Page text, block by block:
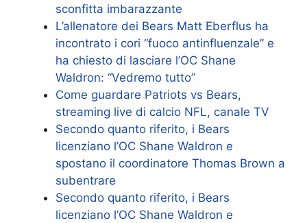
sconfitta imbarazzante
L’allenatore dei Bears Matt Eberflus ha
incontrato i cori “fuoco antinfluenzale” e
ha chiesto di lasciare l’OC Shane
Waldron: “Vedremo tutto”
Come guardare Patriots vs Bears,
streaming live di calcio NFL, canale TV
Secondo quanto riferito, i Bears
licenziano l’OC Shane Waldron e
spostano il coordinatore Thomas Brown a
subentrare
Secondo quanto riferito, i Bears
licenziano l’OC Shane Waldron e